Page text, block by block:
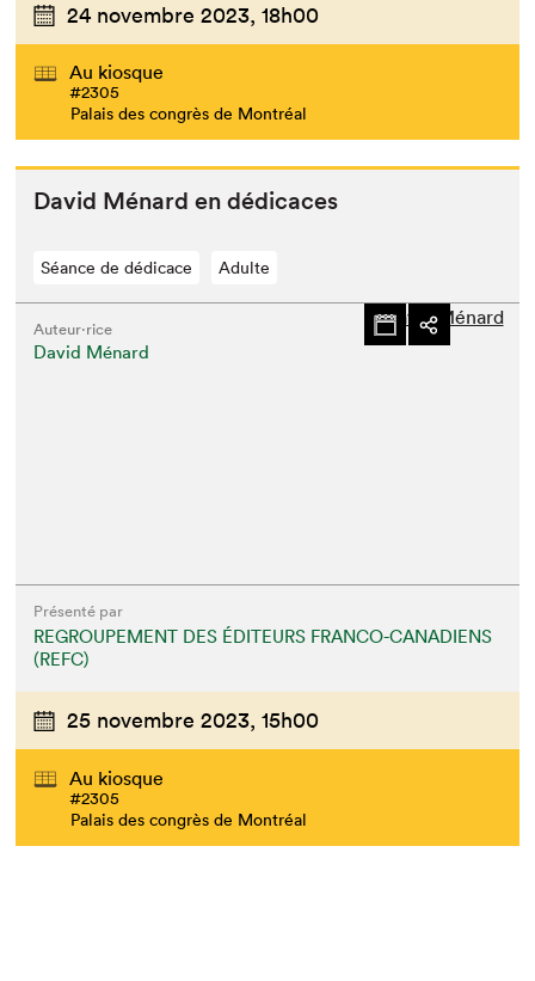
24 novembre 2023, 18h00
Au kiosque
#2305
Palais des congrès de Montréal
David Ménard en dédicaces
Séance de dédicace Adulte
Auteur·rice
David Ménard
Présenté par
REGROUPEMENT DES ÉDITEURS FRANCO-CANADIENS
(REFC)
25 novembre 2023, 15h00
Au kiosque
#2305
Palais des congrès de Montréal